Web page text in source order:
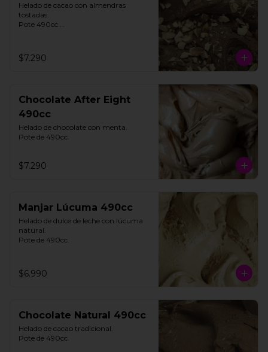
Helado de cacao con almendras
tostadas.
Pote 490cc.
**FOTO REFERENCIAL**
$7.290
Chocolate After Eight
490cc
Helado de chocolate con menta.
Pote de 490cc.
$7.290
Manjar Lúcuma 490cc
Helado de dulce de leche con lúcuma
natural.
Pote de 490cc.
$6.990
Chocolate Natural 490cc
Helado de cacao tradicional.
Pote de 490cc.